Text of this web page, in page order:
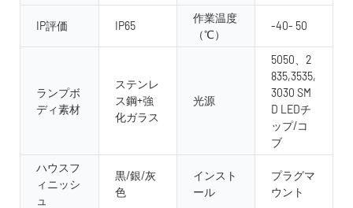
IP評価 IP65
作業温度
（℃）
-40- 50
ランプボ
ディ素材
ステンレ
ス鋼+強
化ガラス
光源
5050、2
835,3535,
3030 SM
D LEDチ
ップ/コ
ブ
ハウスフ
ィニッシ
ュ
黒/銀/灰
色
インスト
ール
プラグマ
ウント